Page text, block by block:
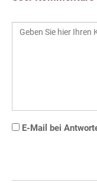
E-Mail bei